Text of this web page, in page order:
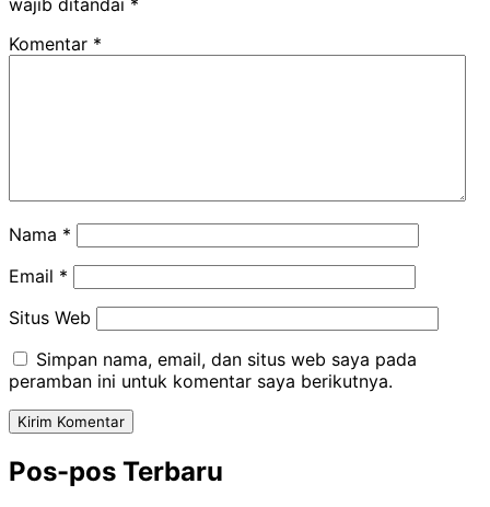
wajib ditandai *
Komentar *
Nama *
Email *
Situs Web
Simpan nama, email, dan situs web saya pada
peramban ini untuk komentar saya berikutnya.
Pos-pos Terbaru